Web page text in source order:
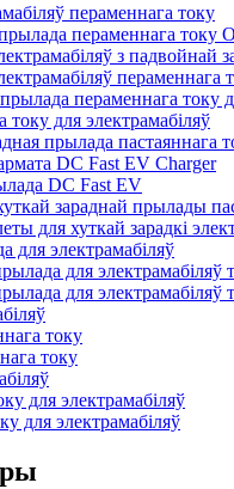
пераменнага току
пераменнага току
з падвойнай
пераменнага
пераменнага току
току для электрамабіляў
прылада пастаяннага
DC Fast EV Charger
DC Fast EV
зараднай прылады
для хуткай зарадкі
для электрамабіляў
для электрамабіляў
для электрамабіляў
току
току
для электрамабіляў
для электрамабіляў